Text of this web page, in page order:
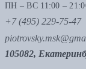
ПН – ВС 11:00 –
+7 (495) 229-75-47
105082,